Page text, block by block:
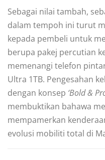
Sebagai nilai tambah,
dalam tempoh ini turut
kepada pembeli untuk
berupa pakej percutian
memenangi telefon
Ultra 1TB. Pengesahan
dengan konsep ‘Bold &
membuktikan bahawa
mempamerkan
evolusi mobiliti total di